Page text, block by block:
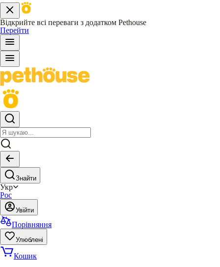
Відкрийте всі переваги з додатком Pethouse
Перейти
Знайти
Укр
Рос
Увійти
Порівняння
Улюблені
Кошик